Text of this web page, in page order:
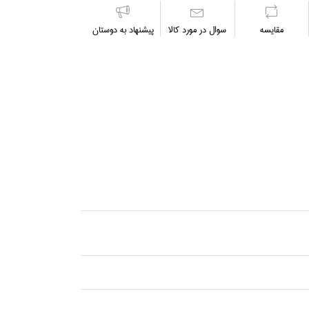
مقايسه سوال در مورد كالا پیشنهاد به دوستان